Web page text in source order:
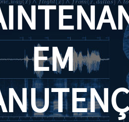
EM